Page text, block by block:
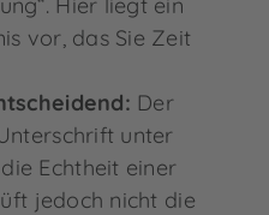
vor, das Sie Zeit
Der
unter
Echtheit einer
jedoch nicht die